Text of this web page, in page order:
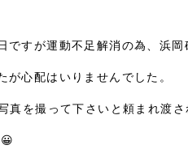
すが運動不足解消の為、浜岡
心配はいりませんでした。
真を撮って下さいと頼まれ渡さ